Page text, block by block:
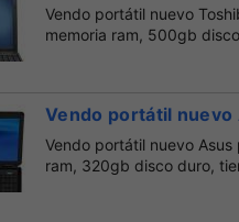
Vendo portátil nuevo
memoria ram, 500gb
Vendo portátil
Vendo portátil nuevo
ram, 320gb disco duro,